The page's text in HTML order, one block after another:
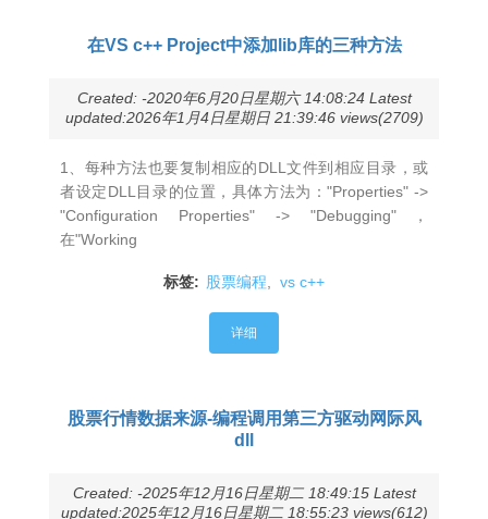
在VS c++ Project中添加lib库的三种方法
Created: -2020年6月20日星期六 14:08:24 Latest
updated:2026年1月4日星期日 21:39:46 views(2709)
1、每种方法也要复制相应的DLL文件到相应目录，或
者设定DLL目录的位置，具体方法为："Properties" ->
"Configuration Properties" -> "Debugging"，
在"Working
标签: 股票编程 vs c++
详细
股票行情数据来源-编程调用第三方驱动网际风
dll
Created: -2025年12月16日星期二 18:49:15 Latest
updated:2025年12月16日星期二 18:55:23 views(612)